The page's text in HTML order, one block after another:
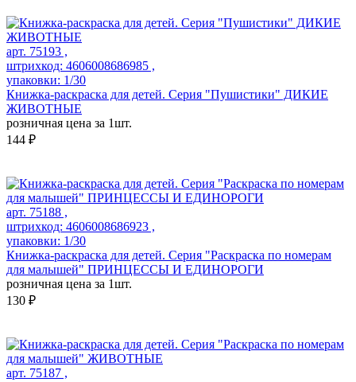
арт. 75193 ,
штрихкод: 4606008686985 ,
упаковки: 1/30
Книжка-раскраска для детей. Серия "Пушистики" ДИКИЕ
ЖИВОТНЫЕ
розничная цена за 1шт.
144 ₽
арт. 75188 ,
штрихкод: 4606008686923 ,
упаковки: 1/30
Книжка-раскраска для детей. Серия "Раскраска по номерам
для малышей" ПРИНЦЕССЫ И ЕДИНОРОГИ
розничная цена за 1шт.
130 ₽
арт. 75187 ,